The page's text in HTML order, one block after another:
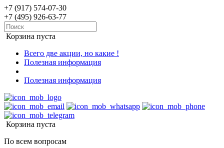
+7 (917) 574-07-30
+7 (495) 926-63-77
Корзина пуста
Всего две акции, но какие !
Полезная информация
Полезная информация
Корзина пуста
По всем вопросам